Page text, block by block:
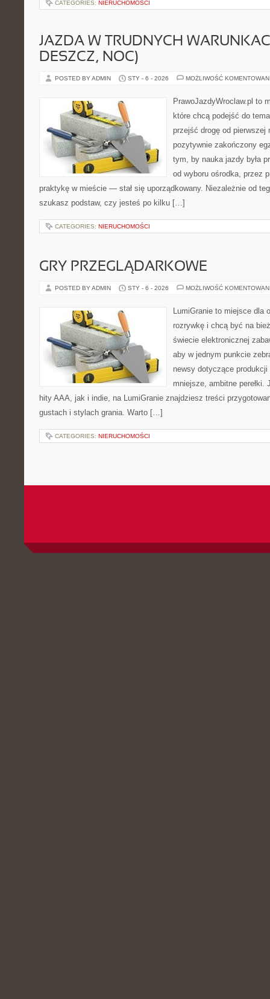
CATEGORIES: NIERUCHOMOŚCI
JAZDA W TRUDNYCH
DESZCZ, NOC)
POSTED BY ADMIN STY - 6 - 2026 MOŻLIWOŚĆ
PrawoJazdyWroclaw.pl to
które chcą podejść do
przejść drogę od pierwszej
pozytywnie zakończony
tym, by nauka jazdy była
od wyboru ośrodka, przez
praktykę w mieście — stał się uporządkowany. Niezależnie od
szukasz podstaw, czy jesteś po kilku […]
CATEGORIES: NIERUCHOMOŚCI
GRY PRZEGLĄDARKOWE
POSTED BY ADMIN STY - 6 - 2026 MOŻLIWOŚĆ
LumiGranie to miejsce dla
rozrywkę i chcą być na
świecie elektronicznej
aby w jednym punkcie
newsy dotyczące
mniejsze, ambitne perełki.
hity AAA, jak i indie, na LumiGranie znajdziesz treści
gustach i stylach grania. Warto […]
CATEGORIES: NIERUCHOMOŚCI